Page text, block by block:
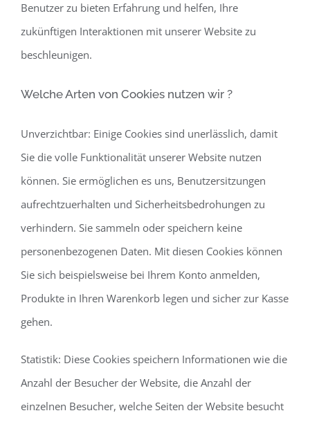
Benutzer zu bieten Erfahrung und helfen, Ihre
zukünftigen Interaktionen mit unserer Website zu
beschleunigen.
Welche Arten von Cookies nutzen wir ?
Unverzichtbar: Einige Cookies sind unerlässlich, damit
Sie die volle Funktionalität unserer Website nutzen
können. Sie ermöglichen es uns, Benutzersitzungen
aufrechtzuerhalten und Sicherheitsbedrohungen zu
verhindern. Sie sammeln oder speichern keine
personenbezogenen Daten. Mit diesen Cookies können
Sie sich beispielsweise bei Ihrem Konto anmelden,
Produkte in Ihren Warenkorb legen und sicher zur Kasse
gehen.
Statistik: Diese Cookies speichern Informationen wie die
Anzahl der Besucher der Website, die Anzahl der
einzelnen Besucher, welche Seiten der Website besucht